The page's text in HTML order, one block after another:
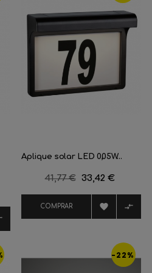
Aplique solar LED 0,05W...
Precio
41,77 € Precio
33,42 €
COMPRAR  
-22%